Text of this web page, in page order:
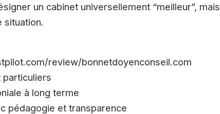
un cabinet universellement “meilleur”, mais
situation.
review/bonnetdoyenconseil.com
particuliers
à long terme
pédagogie et transparence